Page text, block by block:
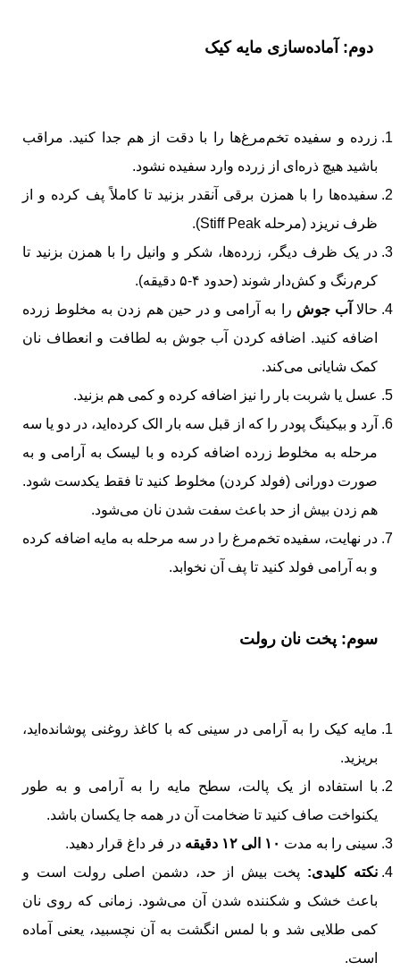
دوم: آماده‌سازی مایه کیک
زرده و سفیده تخم‌مرغ‌ها را با دقت از هم جدا کنید. مراقب
باشید هیچ ذره‌ای از زرده وارد سفیده نشود.
سفیده‌ها را با همزن برقی آنقدر بزنید تا کاملاً پف کرده و از
ظرف نریزد (مرحله Stiff Peak).
در یک ظرف دیگر، زرده‌ها، شکر و وانیل را با همزن بزنید تا
کرم‌رنگ و کش‌دار شوند (حدود ۴-۵ دقیقه).
حالا آب جوش را به آرامی و در حین هم زدن به مخلوط زرده
اضافه کنید. اضافه کردن آب جوش به لطافت و انعطاف نان
کمک شایانی می‌کند.
عسل یا شربت بار را نیز اضافه کرده و کمی هم بزنید.
آرد و بیکینگ پودر را که از قبل سه بار الک کرده‌اید، در دو یا سه
مرحله به مخلوط زرده اضافه کرده و با لیسک به آرامی و به
صورت دورانی (فولد کردن) مخلوط کنید تا فقط یکدست شود.
هم زدن بیش از حد باعث سفت شدن نان می‌شود.
در نهایت، سفیده تخم‌مرغ را در سه مرحله به مایه اضافه کرده
و به آرامی فولد کنید تا پف آن نخوابد.
سوم: پخت نان رولت
مایه کیک را به آرامی در سینی که با کاغذ روغنی پوشانده‌اید،
بریزید.
با استفاده از یک پالت، سطح مایه را به آرامی و به طور
یکنواخت صاف کنید تا ضخامت آن در همه جا یکسان باشد.
سینی را به مدت ۱۰ الی ۱۲ دقیقه
در فر داغ قرار دهید.
نکته کلیدی: پخت بیش از حد، دشمن اصلی رولت است و
باعث خشک و شکننده شدن آن می‌شود. زمانی که روی نان
کمی طلایی شد و با لمس انگشت به آن نچسبید، یعنی آماده
است.